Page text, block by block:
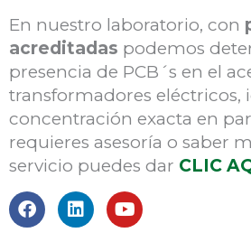
En nuestro laboratorio, con
acreditadas podemos
presencia de PCB´s en el
transformadores eléctricos,
concentración exacta en
requieres asesoría o saber
servicio puedes dar CLIC
F
a
L
i
Y
o